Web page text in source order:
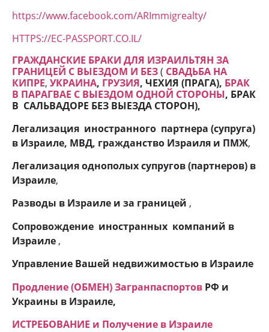
https://www.facebook.com/ARImmigrealty/
HTTPS://EC-PASSPORT.CO.IL/
ГРАЖДАНСКИЕ БРАКИ ДЛЯ ИЗРАИЛЬТЯН ЗА
ГРАНИЦЕЙ С ВЫЕЗДОМ И БЕЗ( СВАДЬБА НА
КИПРЕ, УКРАИНА, ГРУЗИЯ, ЧЕХИЯ (ПРАГА), БРАК
В ПАРАГВАЕ С ВЫЕЗДОМ ОДНОЙ СТОРОНЫ, БРАК
В САЛЬВАДОРЕ БЕЗ ВЫЕЗДА СТОРОН),
Легализация иностранного партнера (супруга)
в Израиле, МВД, гражданство Израиля и ПМЖ,
Легализация однополых супругов (партнеров) в
Израиле,
Разводы в Израиле и за границей ,
Сопровождение иностранных компаний в
Израиле ,
Управление Вашей недвижимостью в Израиле
Продление (ОБМЕН) Загранпаспортов РФ и
Украины в Израиле,
ИСТРЕБОВАНИЕ и Получение в Израиле